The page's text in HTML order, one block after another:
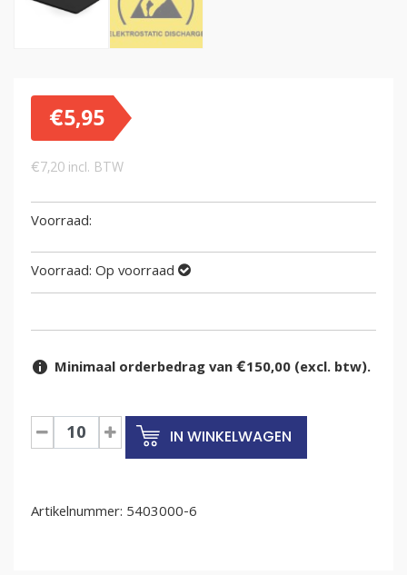
€5,95
€7,20 incl. BTW
Voorraad:
Op voorraad
Minimaal orderbedrag van €150,00 (excl. btw).
Euronorm
deksel
aantal
IN WINKELWAGEN
Artikelnummer: 5403000-6